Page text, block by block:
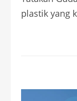
plastik yang